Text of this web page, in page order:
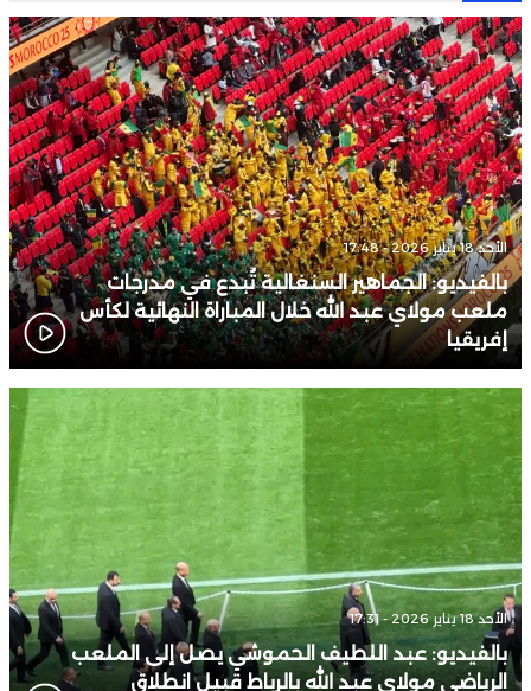
23:15
سيدات المغرب يتأهلن إلى نصف نهائي “الكان” على حساب جنوب
إفريقيا
22:50 منتخب الجزائر يبلغ نصف نهائي “الكان” ويتأهل لـ”المونديال”
الأحد 18 يناير 2026 - 17:48
بالفيديو: الجماهير السنغالية تُبدع في مدرجات
ملعب مولاي عبد الله خلال المباراة النهائية لكأس
إفريقيا
الأحد 18 يناير 2026 - 17:31
بالفيديو: عبد اللطيف الحموشي يصل إلى الملعب
الرياضي مولاي عبد الله بالرباط قبيل انطلاق